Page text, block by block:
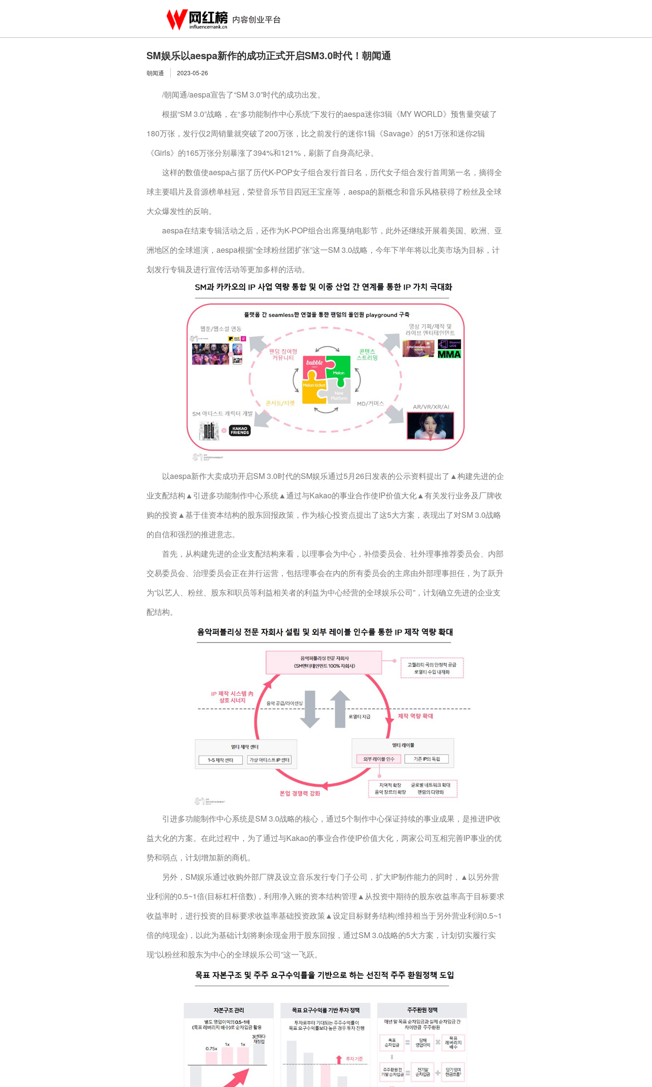
SM娱乐以aespa新作的成功正式开启SM3.0时代！朝闻通
朝闻通 2023-05-26
/朝闻通/aespa宣告了“SM 3.0”时代的成功出发。
根据“SM 3.0”战略，在“多功能制作中心系统”下发行的aespa迷你3辑《MY WORLD》预售量突破了
180万张，发行仅2周销量就突破了200万张，比之前发行的迷你1辑《Savage》的51万张和迷你2辑
《Girls》的165万张分别暴涨了394%和121%，刷新了自身高纪录。
这样的数值使aespa占据了历代K-POP女子组合发行首日名，历代女子组合发行首周第一名，摘得全
球主要唱片及音源榜单桂冠，荣登音乐节目四冠王宝座等，aespa的新概念和音乐风格获得了粉丝及全球
大众爆发性的反响。
aespa在结束专辑活动之后，还作为K-POP组合出席戛纳电影节，此外还继续开展着美国、欧洲、亚
洲地区的全球巡演，aespa根据“全球粉丝团扩张”这一SM 3.0战略，今年下半年将以北美市场为目标，计
划发行专辑及进行宣传活动等更加多样的活动。
以aespa新作大卖成功开启SM 3.0时代的SM娱乐通过5月26日发表的公示资料提出了▲构建先进的企
业支配结构▲引进多功能制作中心系统▲通过与Kakao的事业合作使IP价值大化▲有关发行业务及厂牌收
购的投资▲基于佳资本结构的股东回报政策，作为核心投资点提出了这5大方案，表现出了对SM 3.0战略
的自信和强烈的推进意志。
首先，从构建先进的企业支配结构来看，以理事会为中心，补偿委员会、社外理事推荐委员会、内部
交易委员会、治理委员会正在并行运营，包括理事会在内的所有委员会的主席由外部理事担任，为了跃升
为“以艺人、粉丝、股东和职员等利益相关者的利益为中心经营的全球娱乐公司”，计划确立先进的企业支
配结构。
引进多功能制作中心系统是SM 3.0战略的核心，通过5个制作中心保证持续的事业成果，是推进IP收
益大化的方案。在此过程中，为了通过与Kakao的事业合作使IP价值大化，两家公司互相完善IP事业的优
势和弱点，计划增加新的商机。
另外，SM娱乐通过收购外部厂牌及设立音乐发行专门子公司，扩大IP制作能力的同时，▲以另外营
业利润的0.5~1倍(目标杠杆倍数)，利用净入账的资本结构管理▲从投资中期待的股东收益率高于目标要求
收益率时，进行投资的目标要求收益率基础投资政策▲设定目标财务结构(维持相当于另外营业利润0.5~1
倍的纯现金)，以此为基础计划将剩余现金用于股东回报，通过SM 3.0战略的5大方案，计划切实履行实
现“以粉丝和股东为中心的全球娱乐公司”这一飞跃。